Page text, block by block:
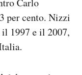
Carlo
per cento. Nizzi
1997 e il 2007,